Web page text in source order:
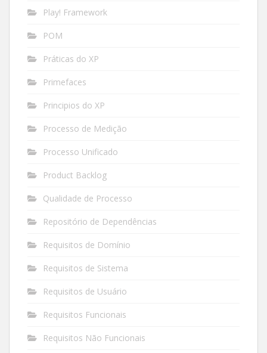
Play! Framework
POM
Práticas do XP
Primefaces
Principios do XP
Processo de Medição
Processo Unificado
Product Backlog
Qualidade de Processo
Repositório de Dependências
Requisitos de Domínio
Requisitos de Sistema
Requisitos de Usuário
Requisitos Funcionais
Requisitos Não Funcionais